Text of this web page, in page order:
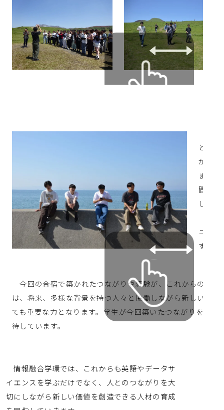
と出
がりを
まし
間で
した。
ニテ
す。
今回の合宿で築かれたつながりや経験が、これからの大学
は、将来、多様な背景を持つ人々と協働しながら新しい価
ても重要な力となります。学生が今回築いたつながりを今
待しています。
情報融合学環では、これからも英語やデータサ
イエンスを学ぶだけでなく、人とのつながりを大
切にしながら新しい価値を創造できる人材の育成